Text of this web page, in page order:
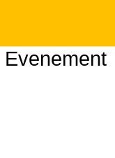
Evenement